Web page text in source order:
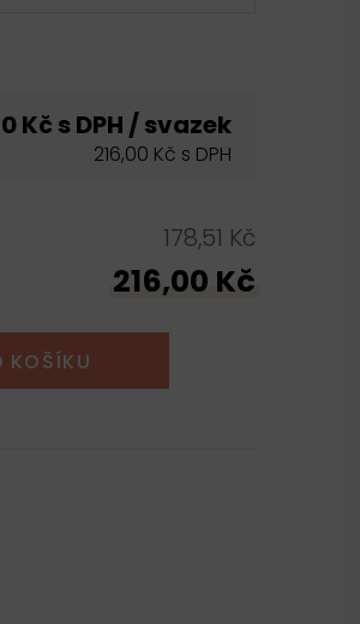
Kč s DPH / svazek
216,00 Kč s DPH
178,51 Kč
216,00 Kč
KOŠÍKU